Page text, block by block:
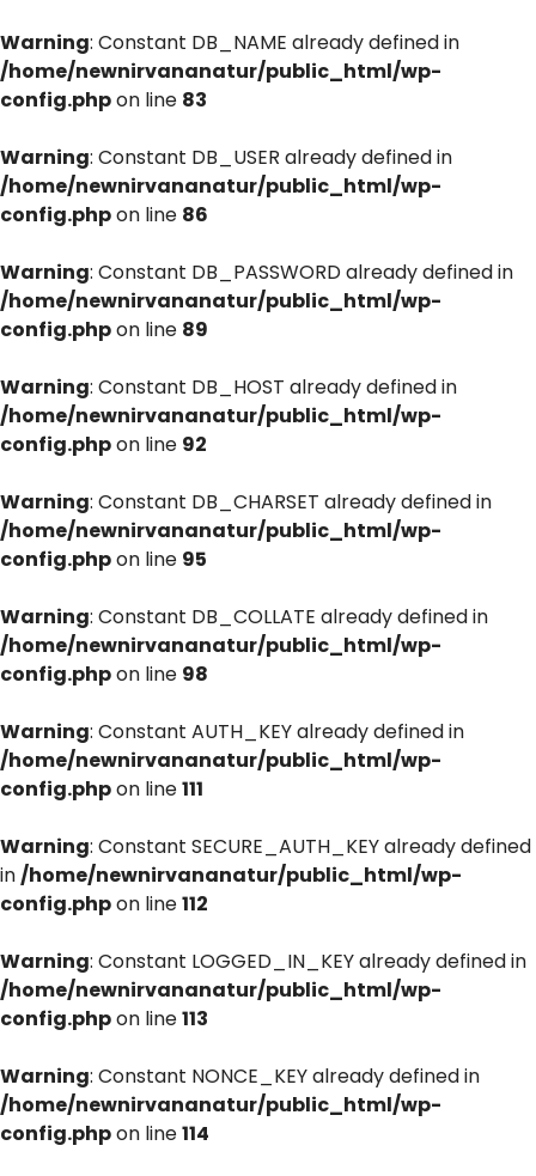
Warning: Constant DB_NAME already defined in
/home/newnirvananatur/public_html/wp-
config.phpon line 83
Warning: Constant DB_USER already defined in
/home/newnirvananatur/public_html/wp-
config.phpon line 86
Warning: Constant DB_PASSWORD already defined in
/home/newnirvananatur/public_html/wp-
config.phpon line 89
Warning: Constant DB_HOST already defined in
/home/newnirvananatur/public_html/wp-
config.phpon line 92
Warning: Constant DB_CHARSET already defined in
/home/newnirvananatur/public_html/wp-
config.phpon line 95
Warning: Constant DB_COLLATE already defined in
/home/newnirvananatur/public_html/wp-
config.phpon line 98
Warning: Constant AUTH_KEY already defined in
/home/newnirvananatur/public_html/wp-
config.phpon line111
Warning: Constant SECURE_AUTH_KEY already defined
in/home/newnirvananatur/public_html/wp-
config.phpon line112
Warning: Constant LOGGED_IN_KEY already defined in
/home/newnirvananatur/public_html/wp-
config.phpon line113
Warning: Constant NONCE_KEY already defined in
/home/newnirvananatur/public_html/wp-
config.phpon line114